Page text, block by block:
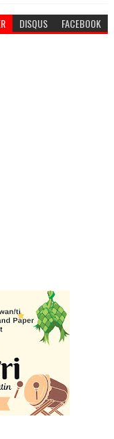
DISQUS FACEBOOK